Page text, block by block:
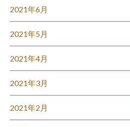
2021年6月
2021年5月
2021年4月
2021年3月
2021年2月